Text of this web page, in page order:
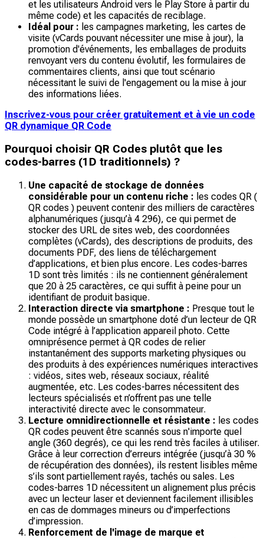
et les utilisateurs Android vers le Play Store à partir du
même code) et les capacités de reciblage.
Idéal pour : les campagnes marketing, les cartes de
visite (vCards pouvant nécessiter une mise à jour), la
promotion d'événements, les emballages de produits
renvoyant vers du contenu évolutif, les formulaires de
commentaires clients, ainsi que tout scénario
nécessitant le suivi de l'engagement ou la mise à jour
des informations liées.
Inscrivez-vous pour créer gratuitement et à vie un code
QR dynamique QR Code
Pourquoi choisir QR Codes plutôt que les
codes-barres (1D traditionnels) ?
Une capacité de stockage de données
considérable pour un contenu riche : les codes QR (
QR codes ) peuvent contenir des milliers de caractères
alphanumériques (jusqu’à 4 296), ce qui permet de
stocker des URL de sites web, des coordonnées
complètes (vCards), des descriptions de produits, des
documents PDF, des liens de téléchargement
d’applications, et bien plus encore. Les codes-barres
1D sont très limités : ils ne contiennent généralement
que 20 à 25 caractères, ce qui suffit à peine pour un
identifiant de produit basique.
Interaction directe via smartphone : Presque tout le
monde possède un smartphone doté d’un lecteur de QR
Code intégré à l’application appareil photo. Cette
omniprésence permet à QR codes de relier
instantanément des supports marketing physiques ou
des produits à des expériences numériques interactives
: vidéos, sites web, réseaux sociaux, réalité
augmentée, etc. Les codes-barres nécessitent des
lecteurs spécialisés et n’offrent pas une telle
interactivité directe avec le consommateur.
Lecture omnidirectionnelle et résistante : les codes
QR codes peuvent être scannés sous n'importe quel
angle (360 degrés), ce qui les rend très faciles à utiliser.
Grâce à leur correction d’erreurs intégrée (jusqu’à 30 %
de récupération des données), ils restent lisibles même
s’ils sont partiellement rayés, tachés ou sales. Les
codes-barres 1D nécessitent un alignement plus précis
avec un lecteur laser et deviennent facilement illisibles
en cas de dommages mineurs ou d’imperfections
d’impression.
Renforcement de l'image de marque et